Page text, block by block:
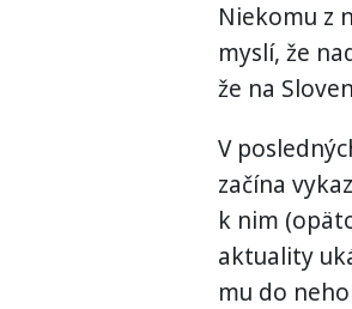
Niekomu z
myslí, že
že na
V
začína
k nim
aktuality
mu do